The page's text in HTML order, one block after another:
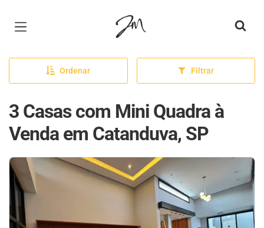
Página inicial
Ordenar Filtrar
3 Casas com Mini Quadra à
Venda em Catanduva, SP